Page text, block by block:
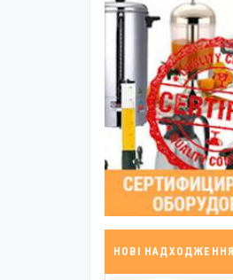
НОВІ НАДХОДЖЕННЯ